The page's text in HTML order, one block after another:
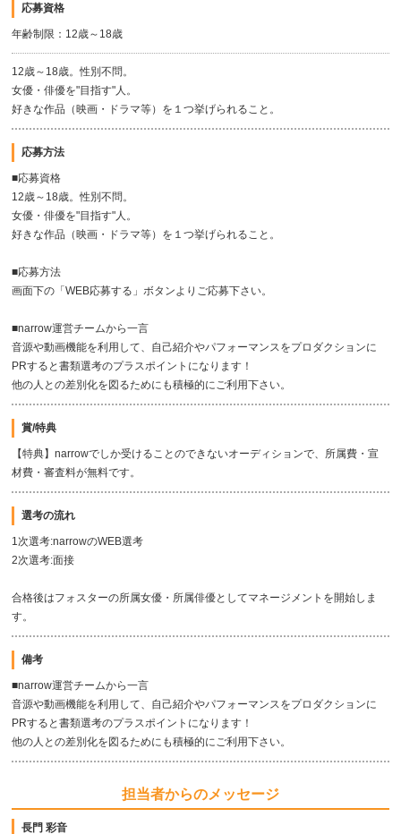
応募資格
年齢制限：12歳～18歳
12歳～18歳。性別不問。
女優・俳優を"目指す"人。
好きな作品（映画・ドラマ等）を１つ挙げられること。
応募方法
■応募資格
12歳～18歳。性別不問。
女優・俳優を"目指す"人。
好きな作品（映画・ドラマ等）を１つ挙げられること。
■応募方法
画面下の「WEB応募する」ボタンよりご応募下さい。
■narrow運営チームから一言
音源や動画機能を利用して、自己紹介やパフォーマンスをプロダクションに
PRすると書類選考のプラスポイントになります！
他の人との差別化を図るためにも積極的にご利用下さい。
賞/特典
【特典】narrowでしか受けることのできないオーディションで、所属費・宣
材費・審査料が無料です。
選考の流れ
1次選考:narrowのWEB選考
2次選考:面接
合格後はフォスターの所属女優・所属俳優としてマネージメントを開始しま
す。
備考
■narrow運営チームから一言
音源や動画機能を利用して、自己紹介やパフォーマンスをプロダクションに
PRすると書類選考のプラスポイントになります！
他の人との差別化を図るためにも積極的にご利用下さい。
担当者からのメッセージ
長門 彩音